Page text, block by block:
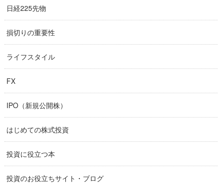
日経225先物
損切りの重要性
ライフスタイル
FX
IPO（新規公開株）
はじめての株式投資
投資に役立つ本
投資のお役立ちサイト・ブログ